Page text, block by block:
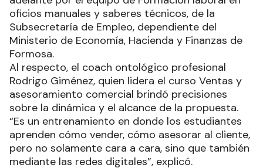
oficios manuales y saberes técnicos, de la
Subsecretaría de Empleo, dependiente del
Ministerio de Economía, Hacienda y Finanzas de
Formosa.
Al respecto, el coach ontológico profesional
Rodrigo Giménez, quien lidera el curso Ventas y
asesoramiento comercial brindó precisiones
sobre la dinámica y el alcance de la propuesta.
“Es un entrenamiento en donde los estudiantes
aprenden cómo vender, cómo asesorar al cliente,
pero no solamente cara a cara, sino que también
mediante las redes digitales”, explicó.